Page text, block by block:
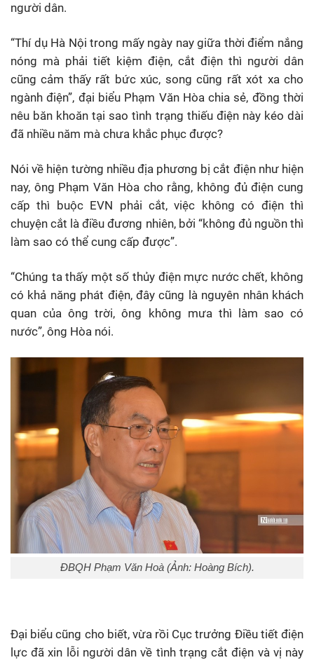
người dân.
“Thí dụ Hà Nội trong mấy ngày nay giữa thời điểm nắng
nóng mà phải tiết kiệm điện, cắt điện thì người dân
cũng cảm thấy rất bức xúc, song cũng rất xót xa cho
ngành điện”, đại biểu Phạm Văn Hòa chia sẻ, đồng thời
nêu băn khoăn tại sao tình trạng thiếu điện này kéo dài
đã nhiều năm mà chưa khắc phục được?
Nói về hiện tường nhiều địa phương bị cắt điện như hiện
nay, ông Phạm Văn Hòa cho rằng, không đủ điện cung
cấp thì buộc EVN phải cắt, việc không có điện thì
chuyện cắt là điều đương nhiên, bởi “không đủ nguồn thì
làm sao có thể cung cấp được”.
“Chúng ta thấy một số thủy điện mực nước chết, không
có khả năng phát điện, đây cũng là nguyên nhân khách
quan của ông trời, ông không mưa thì làm sao có
nước”, ông Hòa nói.
ĐBQH Phạm Văn Hoà (Ảnh: Hoàng Bích).
Đại biểu cũng cho biết, vừa rồi Cục trưởng Điều tiết điện
lực đã xin lỗi người dân về tình trạng cắt điện và vị này